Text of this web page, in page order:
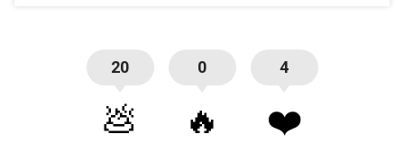
20
💩
0
🔥
4
❤️